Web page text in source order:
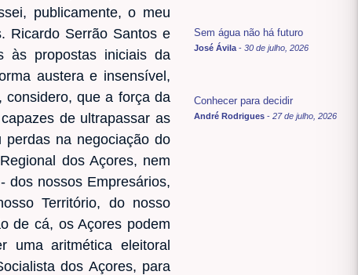
publicamente, o meu
Ricardo Serrão Santos e
às propostas iniciais da
austera e insensível,
considero, que a força da
de ultrapassar as
perdas na negociação do
dos Açores, nem
dos nossos Empresários,
Território, do nosso
de cá, os Açores podem
uma aritmética eleitoral
dos Açores, para
Sem água não há futuro
José Ávila - 30 de julho, 2026
Conhecer para decidir
André Rodrigues - 27 de julho, 2026